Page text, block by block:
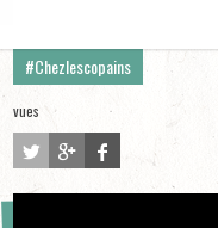
#Chezlescopains
vues